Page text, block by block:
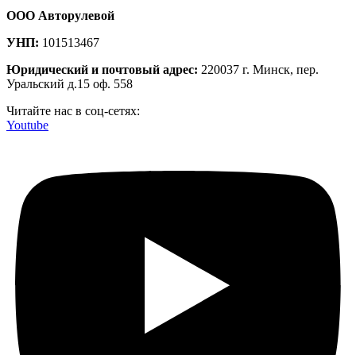
ООО Авторулевой
УНП: 101513467
Юридический и почтовый адрес: 220037 г. Минск, пер.
Уральский д.15 оф. 558
Читайте нас в соц-сетях:
Youtube